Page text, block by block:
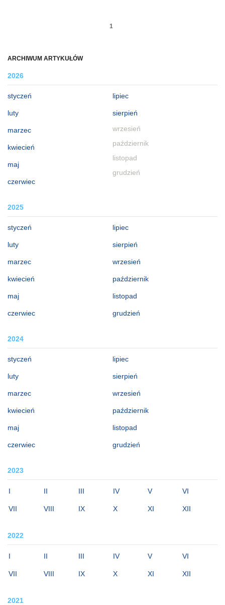
ARCHIWUM ARTYKUŁÓW
2026
styczeń
luty
marzec
kwiecień
maj
czerwiec
lipiec
sierpień
wrzesień
październik
listopad
grudzień
2025
styczeń
luty
marzec
kwiecień
maj
czerwiec
lipiec
sierpień
wrzesień
październik
listopad
grudzień
2024
styczeń
luty
marzec
kwiecień
maj
czerwiec
lipiec
sierpień
wrzesień
październik
listopad
grudzień
2023
I II III IV V VI
VII VIII IX X XI XII
2022
I II III IV V VI
VII VIII IX X XI XII
2021
1